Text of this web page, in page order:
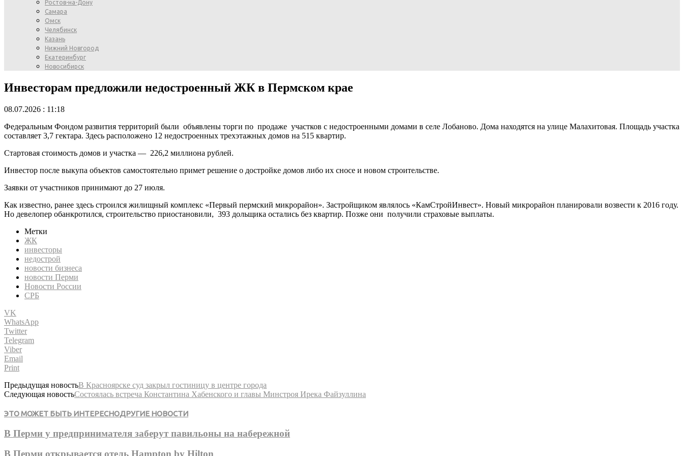
Ростов-на-Дону
Самара
Омск
Челябинск
Казань
Нижний Новгород
Екатеринбург
Новосибирск
Инвесторам предложили недостроенный ЖК в Пермском крае
08.07.2026 : 11:18
Федеральным Фондом развития территорий были объявлены торги по продаже участков с недостроенными домами в селе Лобаново. Дома находятся на улице Малахитовая. Площадь участка
составляет 3,7 гектара. Здесь расположено 12 недостроенных трехэтажных домов на 515 квартир.
Стартовая стоимость домов и участка — 226,2 миллиона рублей.
Инвестор после выкупа объектов самостоятельно примет решение о достройке домов либо их сносе и новом строительстве.
Заявки от участников принимают до 27 июля.
Как известно, ранее здесь строился жилищный комплекс «Первый пермский микрорайон». Застройщиком являлось «КамСтройИнвест». Новый микрорайон планировали возвести к 2016 году.
Но девелопер обанкротился, строительство приостановили, 393 дольщика остались без квартир. Позже они получили страховые выплаты.
Метки
ЖК
инвесторы
недострой
новости бизнеса
новости Перми
Новости России
СРБ
VK
WhatsApp
Twitter
Telegram
Viber
Email
Print
Предыдущая новостьВ Красноярске суд закрыл гостиницу в центре города
Следующая новостьСостоялась встреча Константина Хабенского и главы Минстроя Ирека Файзуллина
ЭТО МОЖЕТ БЫТЬ ИНТЕРЕСНОДРУГИЕ НОВОСТИ
В Перми у предпринимателя заберут павильоны на набережной